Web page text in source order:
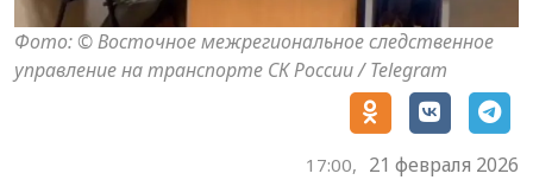
Фото: © Восточное межрегиональное следственное
управление на транспорте СК России / Telegram
17:00, 21 февраля 2026